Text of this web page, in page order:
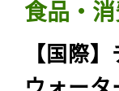
食品・
【国際